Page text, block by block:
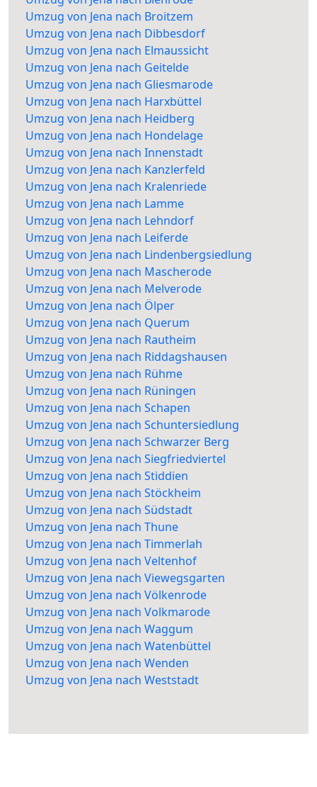
Umzug von Jena nach Broitzem
Umzug von Jena nach Dibbesdorf
Umzug von Jena nach Elmaussicht
Umzug von Jena nach Geitelde
Umzug von Jena nach Gliesmarode
Umzug von Jena nach Harxbüttel
Umzug von Jena nach Heidberg
Umzug von Jena nach Hondelage
Umzug von Jena nach Innenstadt
Umzug von Jena nach Kanzlerfeld
Umzug von Jena nach Kralenriede
Umzug von Jena nach Lamme
Umzug von Jena nach Lehndorf
Umzug von Jena nach Leiferde
Umzug von Jena nach Lindenbergsiedlung
Umzug von Jena nach Mascherode
Umzug von Jena nach Melverode
Umzug von Jena nach Ölper
Umzug von Jena nach Querum
Umzug von Jena nach Rautheim
Umzug von Jena nach Riddagshausen
Umzug von Jena nach Rühme
Umzug von Jena nach Rüningen
Umzug von Jena nach Schapen
Umzug von Jena nach Schuntersiedlung
Umzug von Jena nach Schwarzer Berg
Umzug von Jena nach Siegfriedviertel
Umzug von Jena nach Stiddien
Umzug von Jena nach Stöckheim
Umzug von Jena nach Südstadt
Umzug von Jena nach Thune
Umzug von Jena nach Timmerlah
Umzug von Jena nach Veltenhof
Umzug von Jena nach Viewegsgarten
Umzug von Jena nach Völkenrode
Umzug von Jena nach Volkmarode
Umzug von Jena nach Waggum
Umzug von Jena nach Watenbüttel
Umzug von Jena nach Wenden
Umzug von Jena nach Weststadt